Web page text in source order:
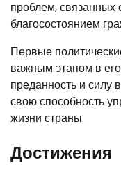
проблем, связанных
благосостоянием
Первые
важным этапом в
преданность и силу
свою способность
жизни страны.
Достижения